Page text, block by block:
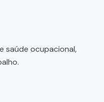
saúde ocupacional,